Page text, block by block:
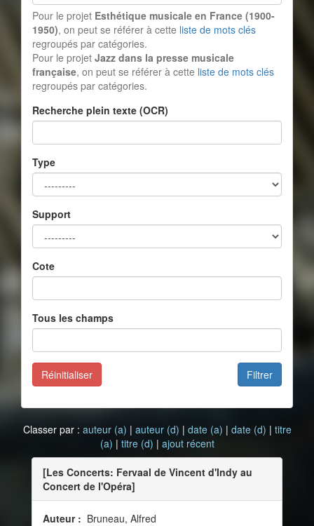
Pour le projet Esthétique musicale en France (1900-
1950), on peut se référer à cette liste de mots clés
regroupés par catégories.
Pour le projet Jazz dans la presse musicale
française, on peut se référer à cette liste de mots clés
regroupés par catégories.
Recherche plein texte (OCR)
Type
Support
Cote
Tous les champs
Filtrer
Réinitialiser
Classer par : auteur (a) | auteur (d) | date (a) | date (d) | titre
(a) | titre (d) | ajout récent
[Les Concerts: Fervaal de Vincent d'Indy au
Concert de l'Opéra]
Auteur : Bruneau, Alfred